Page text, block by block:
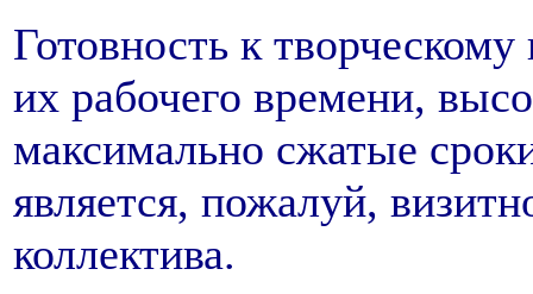
Готовность к
их рабочего времени,
максимально сжатые
является, пожалуй,
коллектива.